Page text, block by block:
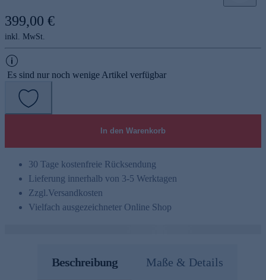
399,00 €
inkl. MwSt.
Es sind nur noch wenige Artikel verfügbar
In den Warenkorb
30 Tage kostenfreie Rücksendung
Lieferung innerhalb von 3-5 Werktagen
Zzgl.Versandkosten
Vielfach ausgezeichneter Online Shop
Beschreibung Maße & Details